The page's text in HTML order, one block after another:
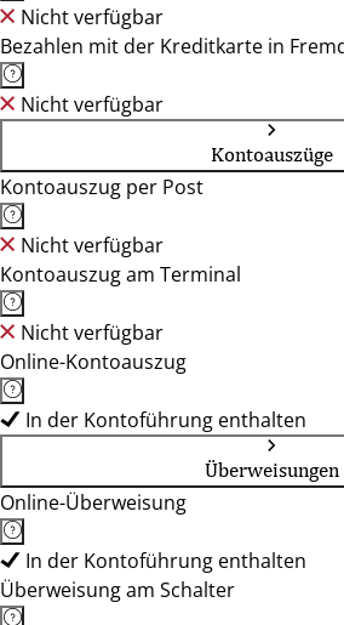
Nicht verfügbar
Bezahlen mit der Kreditkarte in
Nicht verfügbar
Kontoauszüge
Kontoauszug per Post
Nicht verfügbar
Kontoauszug am Terminal
Nicht verfügbar
Online-Kontoauszug
In der Kontoführung enthalten
Überweisungen
Online-Überweisung
In der Kontoführung enthalten
Überweisung am Schalter